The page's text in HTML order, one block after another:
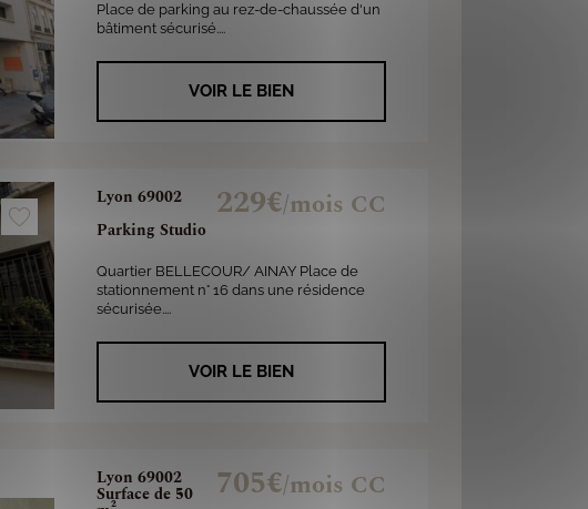
Place de parking au rez-de-chaussée d'un
bâtiment sécurisé....
VOIR LE BIEN
Lyon 69002
Parking Studio
229€/mois CC
Quartier BELLECOUR/ AINAY Place de
stationnement n° 16 dans une résidence
sécurisée....
VOIR LE BIEN
Lyon 69002
Surface de 50 705€/mois CC